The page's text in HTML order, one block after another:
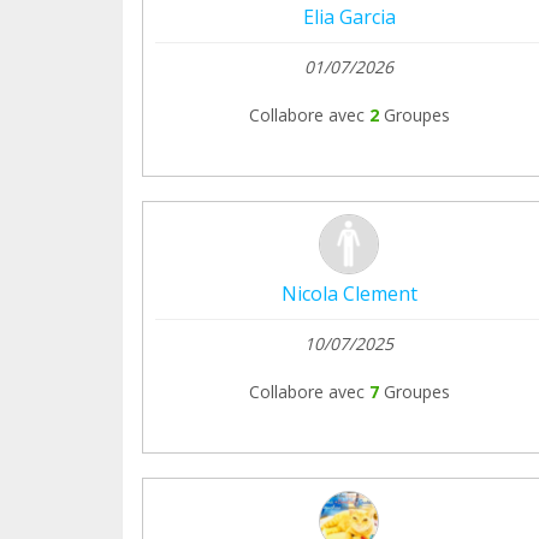
Elia Garcia
01/07/2026
Collabore avec 2 Groupes
Nicola Clement
10/07/2025
Collabore avec 7 Groupes